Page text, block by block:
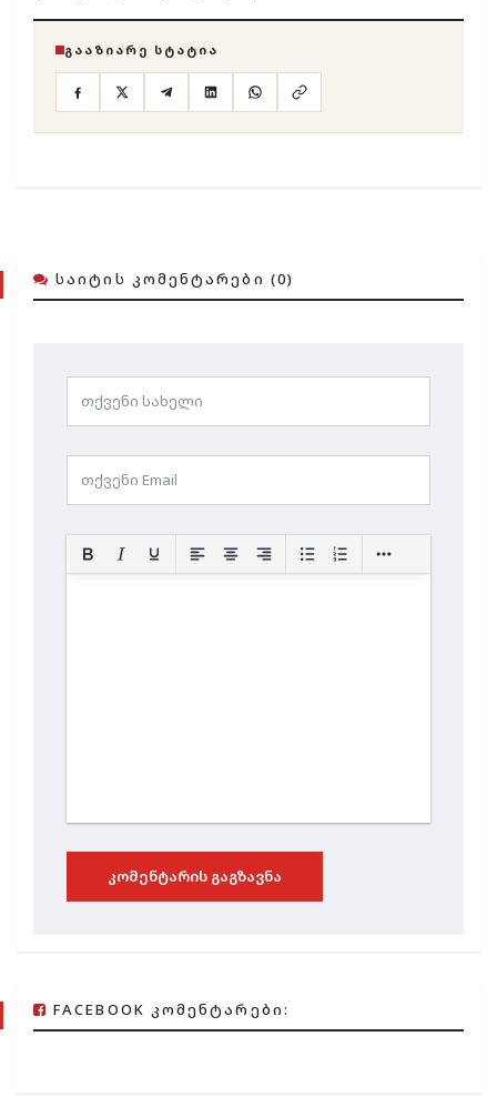
ᲒᲐᲐᲖᲘᲐᲠᲔ ᲡᲢᲐᲢᲘᲐ
ᲡᲐᲘᲢᲘᲡ ᲙᲝᲛᲔᲜᲢᲐᲠᲔᲑᲘ (0)
ᲙᲝᲛᲔᲜᲢᲐᲠᲘᲡ ᲒᲐᲒᲖᲐᲕᲜᲐ
FACEBOOK ᲙᲝᲛᲔᲜᲢᲐᲠᲔᲑᲘ: